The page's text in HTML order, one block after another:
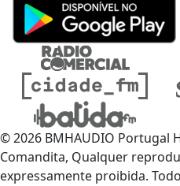
© 2026 BMHAUDIO Portugal
Comandita, Qualquer
expressamente proibida.